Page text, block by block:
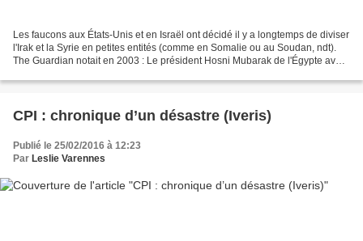
Les faucons aux États-Unis et en Israël ont décidé il y a longtemps de diviser
l'Irak et la Syrie en petites entités (comme en Somalie ou au Soudan, ndt).
The Guardian notait en 2003 : Le président Hosni Mubarak de l'Égypte avait
CPI : chronique d’un désastre (Iveris)
Publié le 25/02/2016 à 12:23
Par Leslie Varennes